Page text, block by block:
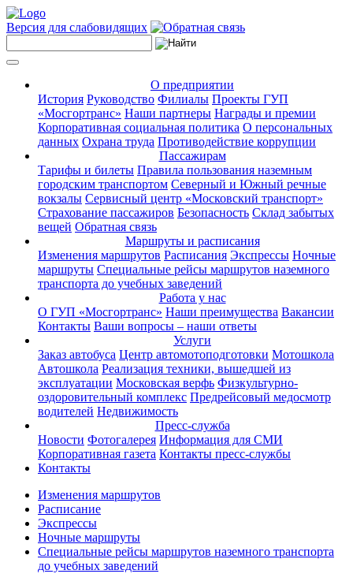
Версия для слабовидящих
О предприятии
История Руководство Филиалы Проекты ГУП
«Мосгортранс» Наши партнеры Награды и премии
Корпоративная социальная политика О персональных
данных Охрана труда Противодействие коррупции
Пассажирам
Тарифы и билеты Правила пользования наземным
городским транспортом Северный и Южный речные
вокзалы Сервисный центр «Московский транспорт»
Страхование пассажиров Безопасность Склад забытых
вещей Обратная связь
Маршруты и расписания
Изменения маршрутов Расписания Экспрессы Ночные
маршруты Специальные рейсы маршрутов наземного
транспорта до учебных заведений
Работа у нас
О ГУП «Мосгортранс» Наши преимущества Вакансии
Контакты Ваши вопросы – наши ответы
Услуги
Заказ автобуса Центр автомотоподготовки Мотошкола
Автошкола Реализация техники, вышедшей из
эксплуатации Московская верфь Физкультурно-
оздоровительный комплекс Предрейсовый медосмотр
водителей Недвижимость
Пресс-служба
Новости Фотогалерея Информация для СМИ
Корпоративная газета Контакты пресс-службы
Контакты
Изменения маршрутов
Расписание
Экспрессы
Ночные маршруты
Специальные рейсы маршрутов наземного транспорта
до учебных заведений